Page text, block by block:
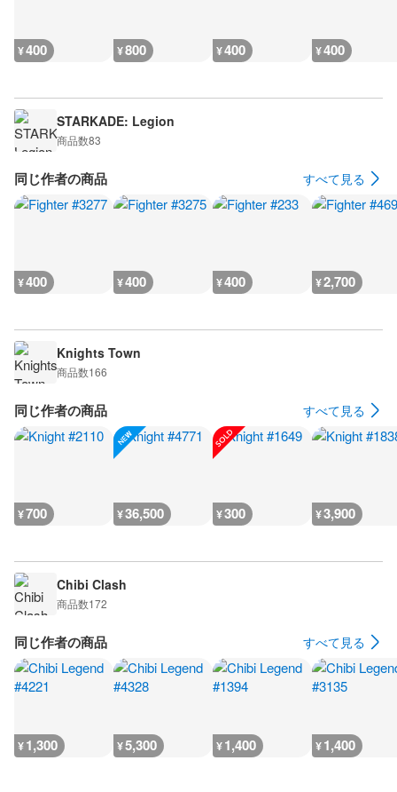
¥400 ¥800 ¥400 ¥400
STARKADE: Legion
商品数83
同じ作者の商品 すべて見る
¥400 ¥400 ¥400 ¥2,700
Knights Town
商品数166
同じ作者の商品 すべて見る
¥700 ¥36,500 ¥300 ¥3,900
Chibi Clash
商品数172
同じ作者の商品 すべて見る
¥1,300 ¥5,300 ¥1,400 ¥1,400